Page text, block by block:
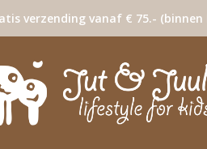
verzending vanaf € 75.- (binnen